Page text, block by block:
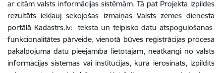
ar citām valsts informācijas sistēmām. Tā pat Projekta izpildes
rezultāts iekļauj sekojošas izmaiņas Valsts zemes dienesta
portālā Kadastrs.lv: teksta un telpisko datu atspoguļošanas
funkcionalitātes pārveide, vienotā būves reģistrācijas procesa
pakalpojuma datu pieejamība lietotājam, neatkarīgi no valsts
informācijas sistēmas vai institūcijas, kurā ierosināts, izpildīts